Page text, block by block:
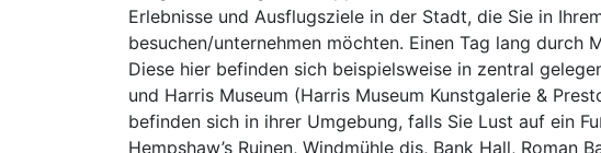
Erlebnisse und Ausflugsziele in der Stadt, die Sie in
besuchen/unternehmen möchten. Einen Tag lang durch
Diese hier befinden sich beispielsweise in zentral
und Harris Museum (Harris Museum Kunstgalerie &
befinden sich in ihrer Umgebung, falls Sie Lust auf ein
Hempshaw’s Ruinen, Windmühle dis, Bank Hall, Roman